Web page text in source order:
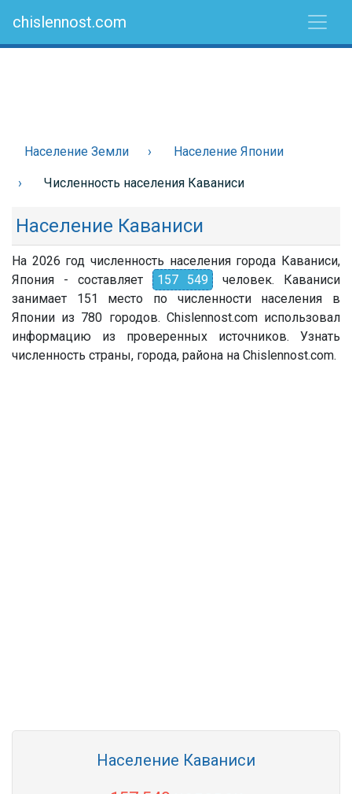
chislennost.com
Население Земли Население Японии
Численность населения Каваниси
Население Каваниси
На 2026 год численность населения города Каваниси,
Япония - составляет
157 549
человек. Каваниси
занимает 151 место по численности населения в
Японии из 780 городов. Chislennost.com использовал
информацию из проверенных источников. Узнать
численность страны, города, района на Chislennost.com.
Население Каваниси